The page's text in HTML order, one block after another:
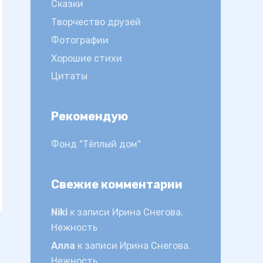
Сказки
Творчество друзей
Фотографии
Хорошие стихи
Цитаты
Рекомендую
Фонд "Тёплый дом"
Свежие комментарии
Niki к записи Ирина Снегова.
Нежность
Алла к записи Ирина Снегова.